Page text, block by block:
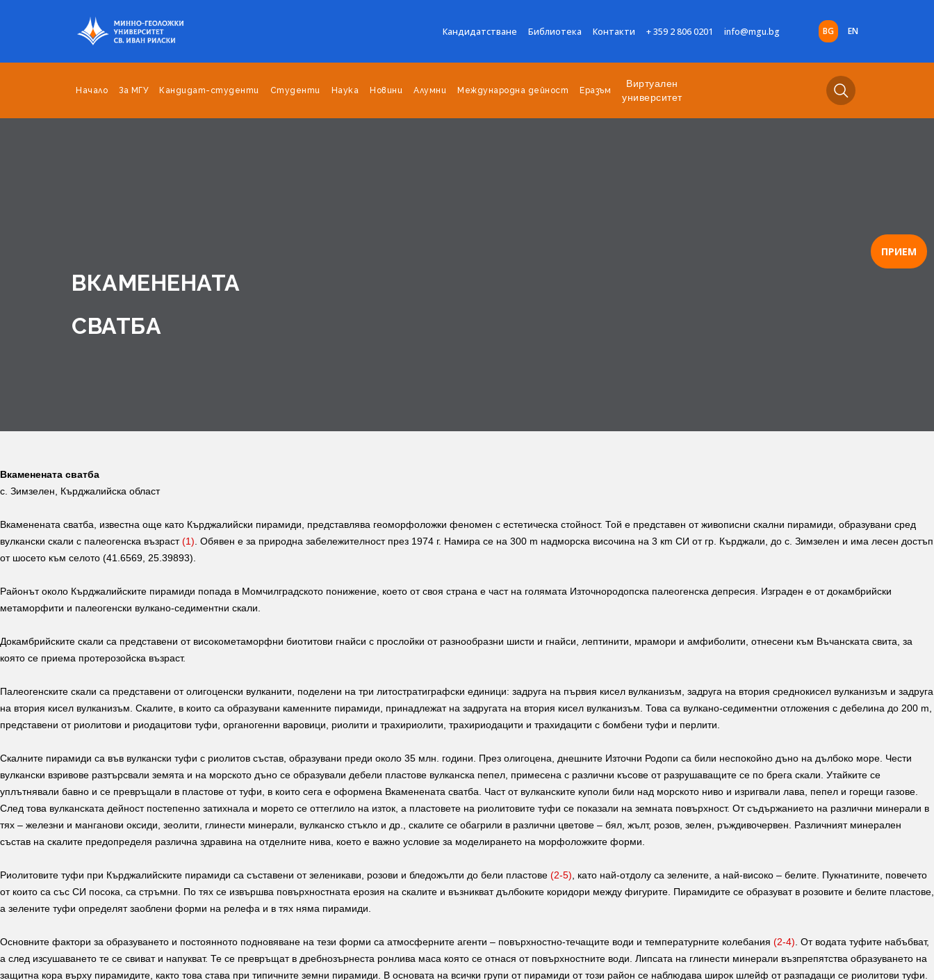
ПРИЕМ
Кандидатстване Библиотека Контакти + 359 2 806 0201 info@mgu.bg BG EN
Начало За МГУ Кандидат-студенти Студенти Наука Новини Алумни Международна дейност Еразъм
Виртуален
университет
ВКАМЕНЕНАТА
СВАТБА
Вкаменената сватба
с. Зимзелен, Кърджалийска област
Вкаменената сватба, известна още като Кърджалийски пирамиди, представлява геоморфоложки феномен с естетическа стойност. Той е представен от живописни скални пирамиди, образувани сред
вулкански скали с палеогенска възраст(1) . Обявен е за природна забележителност през 1974 г. Намира се на 300 m надморска височина на 3 кm СИ от гр. Кърджали, до с. Зимзелен и има лесен достъп
от шосето към селото (41.6569, 25.39893).
Районът около Кърджалийските пирамиди попада в Момчилградското понижение, което от своя страна е част на голямата Източнородопска палеогенска депресия. Изграден е от докамбрийски
метаморфити и палеогенски вулкано-седиментни скали.
Докамбрийските скали са представени от високометаморфни биотитови гнайси с прослойки от разнообразни шисти и гнайси, лептинити, мрамори и амфиболити, отнесени към Въчанската свита, за
която се приема протерозойска възраст.
Палеогенските скали са представени от олигоценски вулканити, поделени на три литостратиграфски единици: задруга на първия кисел вулканизъм, задруга на втория среднокисел вулканизъм и задруга
на втория кисел вулканизъм. Скалите, в които са образувани каменните пирамиди, принадлежат на задругата на втория кисел вулканизъм. Това са вулкано-седиментни отложения с дебелина до 200 m,
представени от риолитови и риодацитови туфи, органогенни варовици, риолити и трахириолити, трахириодацити и трахидацити с бомбени туфи и перлити.
Скалните пирамиди са във вулкански туфи с риолитов състав, образувани преди около 35 млн. години. През олигоцена, днешните Източни Родопи са били неспокойно дъно на дълбоко море. Чести
вулкански взривове разтърсвали земята и на морското дъно се образували дебели пластове вулканска пепел, примесена с различни късове от разрушаващите се по брега скали. Утайките се
уплътнявали бавно и се превръщали в пластове от туфи, в които сега е оформена Вкаменената сватба. Част от вулканските куполи били над морското ниво и изригвали лава, пепел и горещи газове.
След това вулканската дейност постепенно затихнала и морето се оттеглило на изток, а пластовете на риолитовите туфи се показали на земната повърхност. От съдържанието на различни минерали в
тях – железни и манганови оксиди, зеолити, глинести минерали, вулканско стъкло и др., скалите се обагрили в различни цветове – бял, жълт, розов, зелен, ръждивочервен. Различният минерален
състав на скалите предопределя различна здравина на отделните нива, което е важно условие за моделирането на морфоложките форми.
Риолитовите туфи при Кърджалийските пирамиди са съставени от зеленикави, розови и бледожълти до бели пластове (2-5) , като най-отдолу са зелените, а най-високо – белите. Пукнатините, повечето
от които са със СИ посока, са стръмни. По тях се извършва повърхностната ерозия на скалите и възникват дълбоките коридори между фигурите. Пирамидите се образуват в розовите и белите пластове,
а зелените туфи определят заоблени форми на релефа и в тях няма пирамиди.
Основните фактори за образуването и постоянното подновяване на тези форми са атмосферните агенти – повърхностно-течащите води и температурните колебания (2-4) . От водата туфите набъбват,
а след изсушаването те се свиват и напукват. Те се превръщат в дребнозърнеста ронлива маса която се отнася от повърхностните води. Липсата на глинести минерали възпрепятства образуването на
защитна кора върху пирамидите, както това става при типичните земни пирамиди. В основата на всички групи от пирамиди от този район се наблюдава широк шлейф от разпадащи се риолитови туфи.